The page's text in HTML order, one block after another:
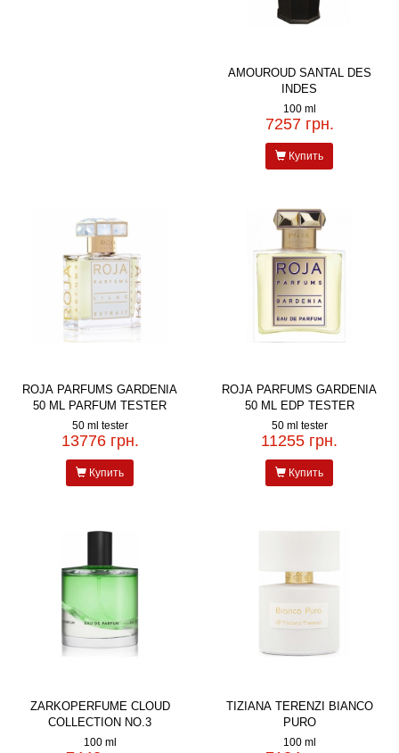
AMOUROUD SANTAL DES
INDES
100 ml
7257 грн.
Купить
ROJA PARFUMS GARDENIA
50 ML PARFUM TESTER
50 ml tester
13776 грн.
Купить
ROJA PARFUMS GARDENIA
50 ML EDP TESTER
50 ml tester
11255 грн.
Купить
ZARKOPERFUME CLOUD
COLLECTION NO.3
100 ml
TIZIANA TERENZI BIANCO
PURO
100 ml